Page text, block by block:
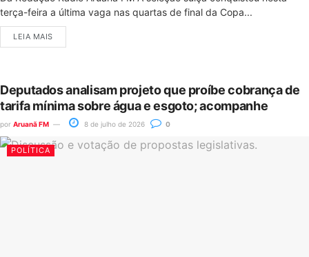
terça-feira a última vaga nas quartas de final da Copa...
LEIA MAIS
Deputados analisam projeto que proíbe cobrança de
tarifa mínima sobre água e esgoto; acompanhe
por Aruanã FM 8 de julho de 2026 0
POLÍTICA